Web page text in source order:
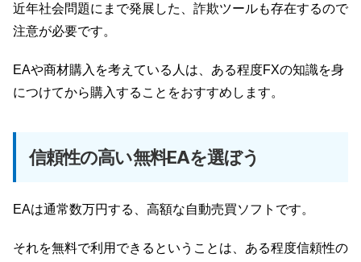
近年社会問題にまで発展した、詐欺ツールも存在するので
注意が必要です。
EAや商材購入を考えている人は、ある程度FXの知識を身
につけてから購入することをおすすめします。
信頼性の高い無料EAを選ぼう
EAは通常数万円する、高額な自動売買ソフトです。
それを無料で利用できるということは、ある程度信頼性の